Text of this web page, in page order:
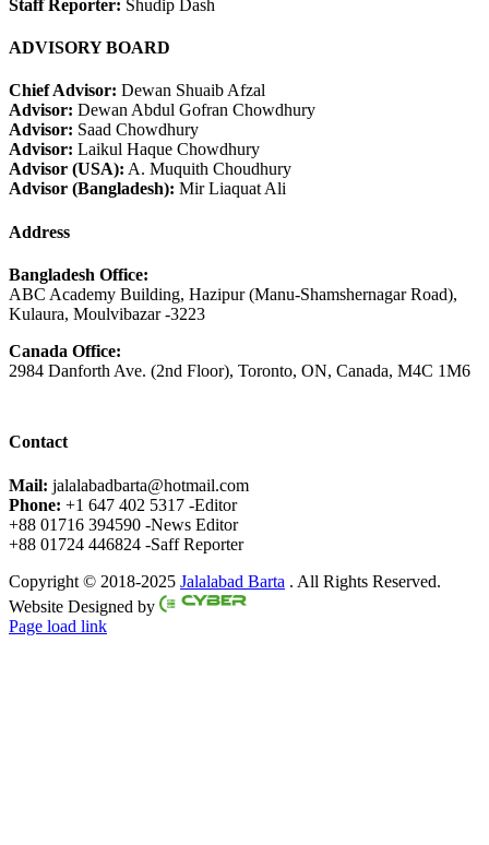
Staff Reporter: Shudip Dash
ADVISORY BOARD
Chief Advisor: Dewan Shuaib Afzal
Advisor: Dewan Abdul Gofran Chowdhury
Advisor: Saad Chowdhury
Advisor: Laikul Haque Chowdhury
Advisor (USA): A. Muquith Choudhury
Advisor (Bangladesh): Mir Liaquat Ali
Address
Bangladesh Office:
ABC Academy Building, Hazipur (Manu-Shamshernagar Road),
Kulaura, Moulvibazar -3223
Canada Office:
2984 Danforth Ave. (2nd Floor), Toronto, ON, Canada, M4C 1M6
Contact
Mail: jalalabadbarta@hotmail.com
Phone: +1 647 402 5317 -Editor
+88 01716 394590 -News Editor
+88 01724 446824 -Saff Reporter
Copyright © 2018-2025 Jalalabad Barta . All Rights Reserved.
Website Designed by
Page load link